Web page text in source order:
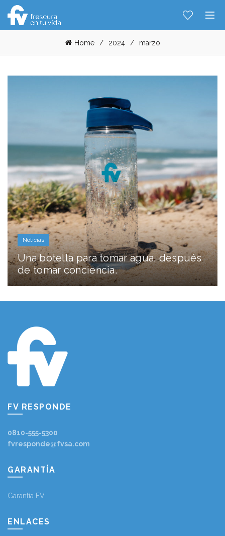
Home 2024 marzo
Noticias
Una botella para tomar agua, después
de tomar conciencia.
FV RESPONDE
0810-555-5300
fvresponde@fvsa.com
GARANTÍA
Garantía FV
ENLACES